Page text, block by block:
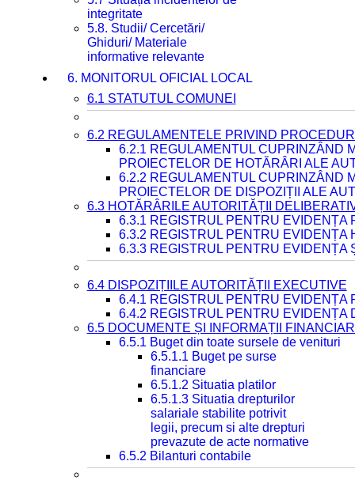
integritate
5.8. Studii/ Cercetări/
Ghiduri/ Materiale
informative relevante
6. MONITORUL OFICIAL LOCAL
6.1 STATUTUL COMUNEI
6.2 REGULAMENTELE PRIVIND
6.2.1 REGULAMENTUL CUPRINZÂND
PROIECTELOR DE HOTĂRÂRI ALE
6.2.2 REGULAMENTUL CUPRINZÂND
PROIECTELOR DE DISPOZIȚII ALE
6.3 HOTĂRÂRILE AUTORITĂȚII
6.3.1 REGISTRUL PENTRU EVIDENȚA
6.3.2 REGISTRUL PENTRU EVIDENȚA
6.3.3 REGISTRUL PENTRU EVIDENȚA
6.4 DISPOZIȚIILE AUTORITĂȚII EXECUTIVE
6.4.1 REGISTRUL PENTRU EVIDENȚA
6.4.2 REGISTRUL PENTRU EVIDENȚA
6.5 DOCUMENTE ȘI INFORMAȚII
6.5.1 Buget din toate sursele de venituri
6.5.1.1 Buget pe surse
financiare
6.5.1.2 Situatia platilor
6.5.1.3 Situatia drepturilor
salariale stabilite potrivit
legii, precum si alte drepturi
prevazute de acte normative
6.5.2 Bilanturi contabile